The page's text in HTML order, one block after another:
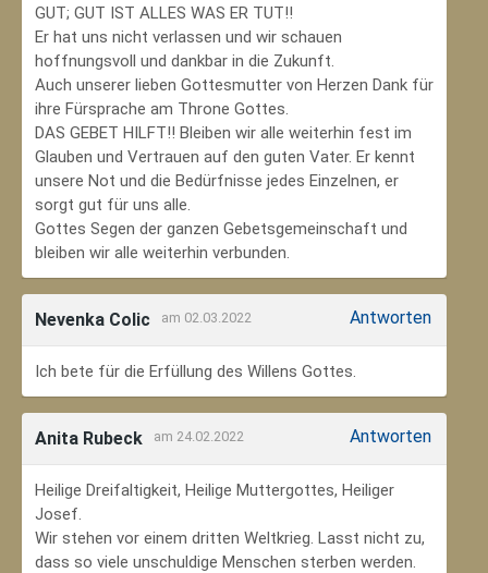
GUT; GUT IST ALLES WAS ER TUT!!
Er hat uns nicht verlassen und wir schauen
hoffnungsvoll und dankbar in die Zukunft.
Auch unserer lieben Gottesmutter von Herzen Dank für
ihre Fürsprache am Throne Gottes.
DAS GEBET HILFT!! Bleiben wir alle weiterhin fest im
Glauben und Vertrauen auf den guten Vater. Er kennt
unsere Not und die Bedürfnisse jedes Einzelnen, er
sorgt gut für uns alle.
Gottes Segen der ganzen Gebetsgemeinschaft und
bleiben wir alle weiterhin verbunden.
Nevenka Colic am 02.03.2022 Antworten
Ich bete für die Erfüllung des Willens Gottes.
Anita Rubeck am 24.02.2022 Antworten
Heilige Dreifaltigkeit, Heilige Muttergottes, Heiliger
Josef.
Wir stehen vor einem dritten Weltkrieg. Lasst nicht zu,
dass so viele unschuldige Menschen sterben werden.